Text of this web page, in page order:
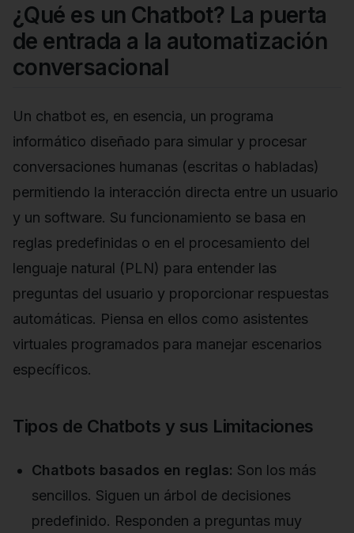
¿Qué es un Chatbot? La puerta
de entrada a la automatización
conversacional
Un chatbot es, en esencia, un programa
informático diseñado para simular y procesar
conversaciones humanas (escritas o habladas)
permitiendo la interacción directa entre un usuario
y un software. Su funcionamiento se basa en
reglas predefinidas o en el procesamiento del
lenguaje natural (PLN) para entender las
preguntas del usuario y proporcionar respuestas
automáticas. Piensa en ellos como asistentes
virtuales programados para manejar escenarios
específicos.
Tipos de Chatbots y sus Limitaciones
Chatbots basados en reglas: Son los más
sencillos. Siguen un árbol de decisiones
predefinido. Responden a preguntas muy